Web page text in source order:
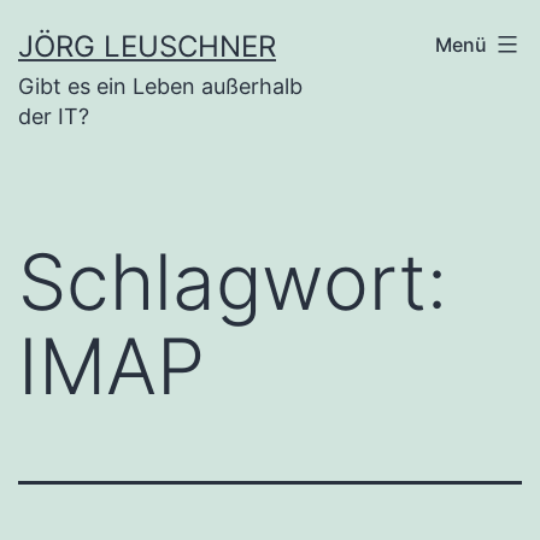
Inhalt
springen
JÖRG LEUSCHNER
Gibt es ein Leben außerhalb
der IT?
Menü
Schlagwort:
IMAP